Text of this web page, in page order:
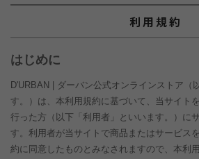
利用規約
はじめに
D'URBAN | ダーバン公式オンラインストア （
す。）は、本利用規約に基づいて、当サイト
行った方（以下「利用者」といいます。）に
す。利用者が当サイトで商品またはサービス
約に同意したものとみなされますので、本利